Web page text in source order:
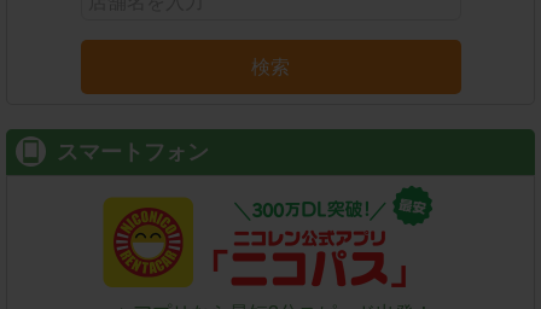
検索
スマートフォン